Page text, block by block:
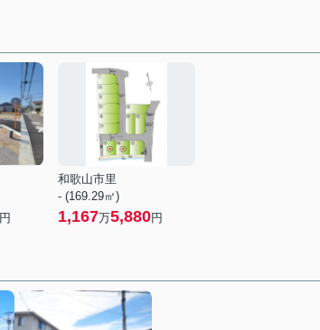
円
和歌山市里
- (169.29㎡)
1,167万5,880円